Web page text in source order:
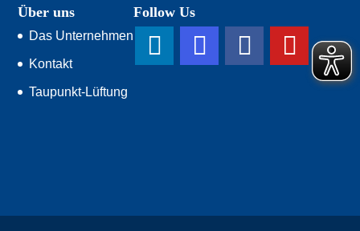
Über uns
Das Unternehmen
Kontakt
Taupunkt-Lüftung
Follow Us